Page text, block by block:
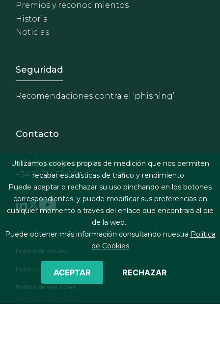
Premios y reconocimientos
Historia
Noticias
Footer - Extranet y
Seguridad
Recomendaciones contra el ‘phishing’
Contacto
info@garrigues.com
+34 91 514 52 00
Footer menu
Términos legales y condiciones de contratación
Política de cookies
Política de privacidad
Política de seguridad
Formulario de contacto
Utilizamos cookies propias de medición que nos permiten
recabar estadísticas de tráfico y rendimiento.
Puede aceptar o rechazar su uso pinchando en los botones
correspondientes, y puede modificar sus preferencias en
cualquier momento a través del enlace que encontrará al pie
de la web.
Puede obtener más información consultando nuestra Política
de Cookies
ACEPTAR RECHAZAR